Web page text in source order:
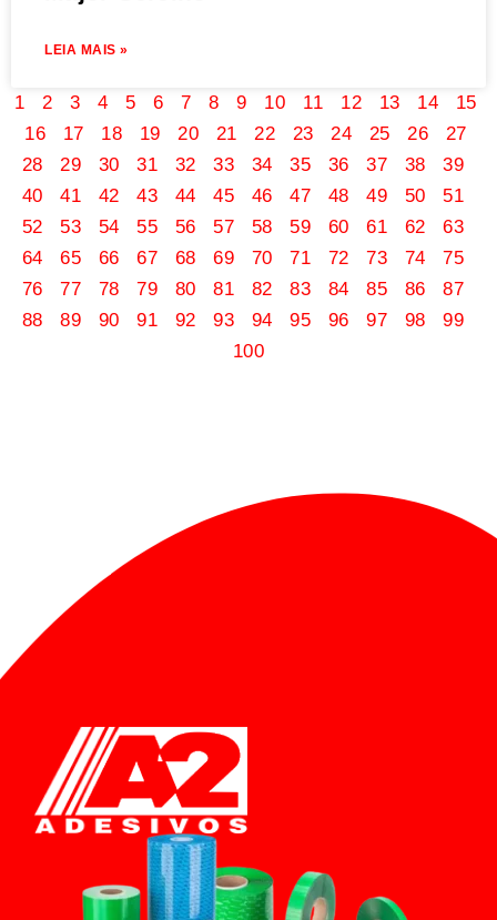
LEIA MAIS »
1 2 3 4 5 6 7 8 9 10 11 12 13 14
15
16
17 18 19 20 21 22 23 24 25 26
27
28
29 30 31 32 33 34 35 36 37 38
39
40
41 42 43 44 45 46 47 48 49 50
51
52
53 54 55 56 57 58 59 60 61 62
63
64
65 66 67 68 69 70 71 72 73 74
75
76
77 78 79 80 81 82 83 84 85 86
87
88
89 90 91 92 93 94 95 96 97 98
99
100